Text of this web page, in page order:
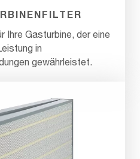
Ihre Gasturbine, der eine
in
gewährleistet.